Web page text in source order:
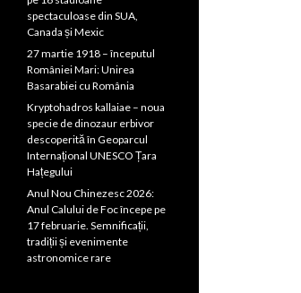
spectaculoase din SUA,
Canada și Mexic
27 martie 1918 – începutul
României Mari: Unirea
Basarabiei cu România
Kryptohadros kallaiae – noua
specie de dinozaur erbivor
descoperită în Geoparcul
Internațional UNESCO Țara
Hațegului
Anul Nou Chinezesc 2026:
Anul Calului de Foc începe pe
17 februarie. Semnificații,
tradiții și evenimente
astronomice rare